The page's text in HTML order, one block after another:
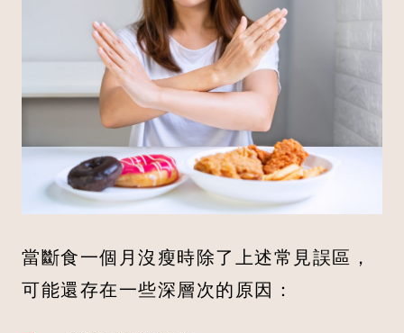
當斷食一個月沒瘦時除了上述常見誤區，
可能還存在一些深層次的原因：